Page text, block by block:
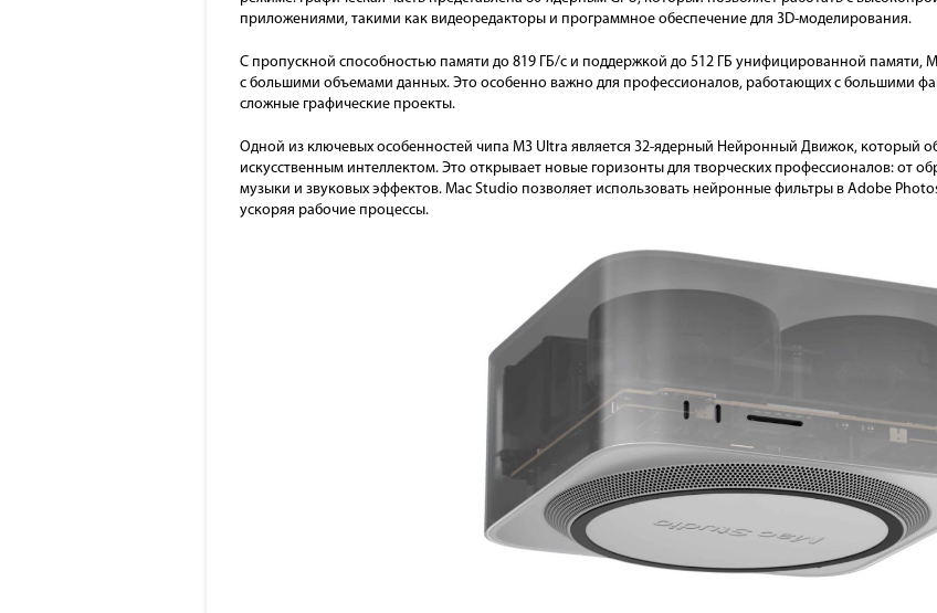
приложениями, такими как видеоредакторы и программное обеспечение для 3D-моделирования.
С пропускной способностью памяти до 819 ГБ/с и поддержкой до 512 ГБ унифицированной памяти,
с большими объемами данных. Это особенно важно для профессионалов, работающих с большими
сложные графические проекты.
Одной из ключевых особенностей чипа M3 Ultra является 32-ядерный Нейронный Движок, который
искусственным интеллектом. Это открывает новые горизонты для творческих профессионалов: от
музыки и звуковых эффектов. Mac Studio позволяет использовать нейронные фильтры в Adobe
ускоряя рабочие процессы.